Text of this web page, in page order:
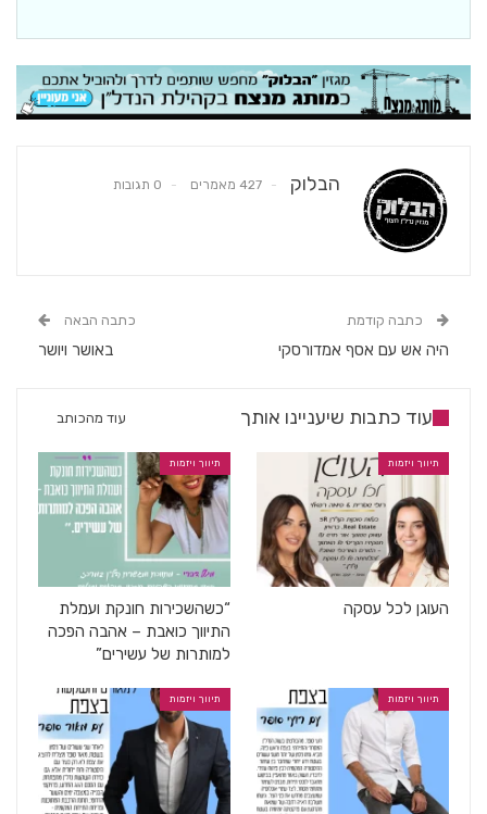
הבלוק 427 מאמרים 0 תגובות
כתבה קודמת
היה אש עם אסף אמדורסקי
כתבה הבאה
באושר ויושר
עוד כתבות שיעניינו אותך עוד מהכותב
תיווך ויזמות
העוגן לכל עסקה
תיווך ויזמות
“כשהשכירות חונקת ועמלת
התיווך כואבת – אהבה הפכה
למותרות של עשירים”
תיווך ויזמות תיווך ויזמות